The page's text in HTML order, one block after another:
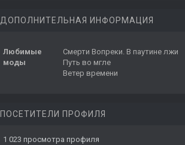
ДОПОЛНИТЕЛЬНАЯ ИНФОРМАЦИЯ
Любимые
моды
Смерти Вопреки. В паутине лжи
Путь во мгле
Ветер времени
ПОСЕТИТЕЛИ ПРОФИЛЯ
1 023 просмотра профиля